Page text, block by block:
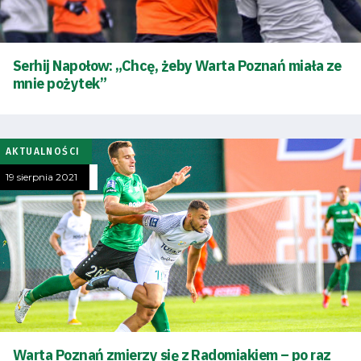
Tabela
terminarz
Kontakt
Pierwszy
zespół
Amp
Futbol
Serhij Napołow: „Chcę, żeby Warta Poznań miała ze
mnie pożytek”
AKTUALNOŚCI
19 sierpnia 2021
Warta Poznań zmierzy się z Radomiakiem – po raz